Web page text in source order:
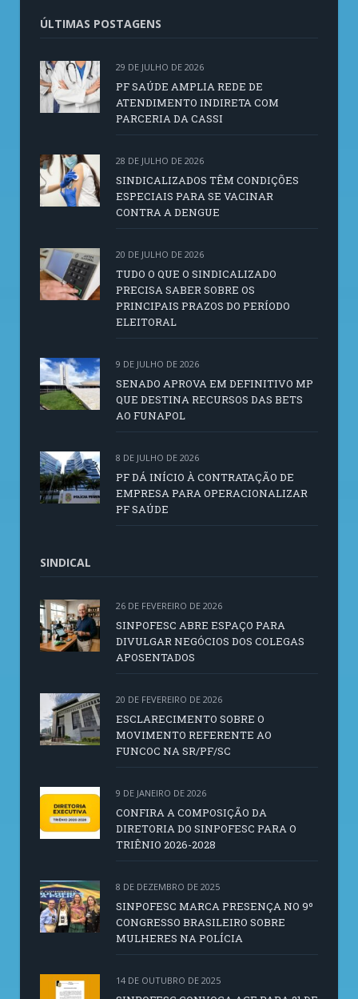
ÚLTIMAS POSTAGENS
29 DE JULHO DE 2026
PF SAÚDE AMPLIA REDE DE
ATENDIMENTO INDIRETA COM
PARCERIA DA CASSI
28 DE JULHO DE 2026
SINDICALIZADOS TÊM CONDIÇÕES
ESPECIAIS PARA SE VACINAR
CONTRA A DENGUE
20 DE JULHO DE 2026
TUDO O QUE O SINDICALIZADO
PRECISA SABER SOBRE OS
PRINCIPAIS PRAZOS DO PERÍODO
ELEITORAL
9 DE JULHO DE 2026
SENADO APROVA EM DEFINITIVO MP
QUE DESTINA RECURSOS DAS BETS
AO FUNAPOL
8 DE JULHO DE 2026
PF DÁ INÍCIO À CONTRATAÇÃO DE
EMPRESA PARA OPERACIONALIZAR
PF SAÚDE
SINDICAL
26 DE FEVEREIRO DE 2026
SINPOFESC ABRE ESPAÇO PARA
DIVULGAR NEGÓCIOS DOS COLEGAS
APOSENTADOS
20 DE FEVEREIRO DE 2026
ESCLARECIMENTO SOBRE O
MOVIMENTO REFERENTE AO
FUNCOC NA SR/PF/SC
9 DE JANEIRO DE 2026
CONFIRA A COMPOSIÇÃO DA
DIRETORIA DO SINPOFESC PARA O
TRIÊNIO 2026-2028
8 DE DEZEMBRO DE 2025
SINPOFESC MARCA PRESENÇA NO 9º
CONGRESSO BRASILEIRO SOBRE
MULHERES NA POLÍCIA
14 DE OUTUBRO DE 2025